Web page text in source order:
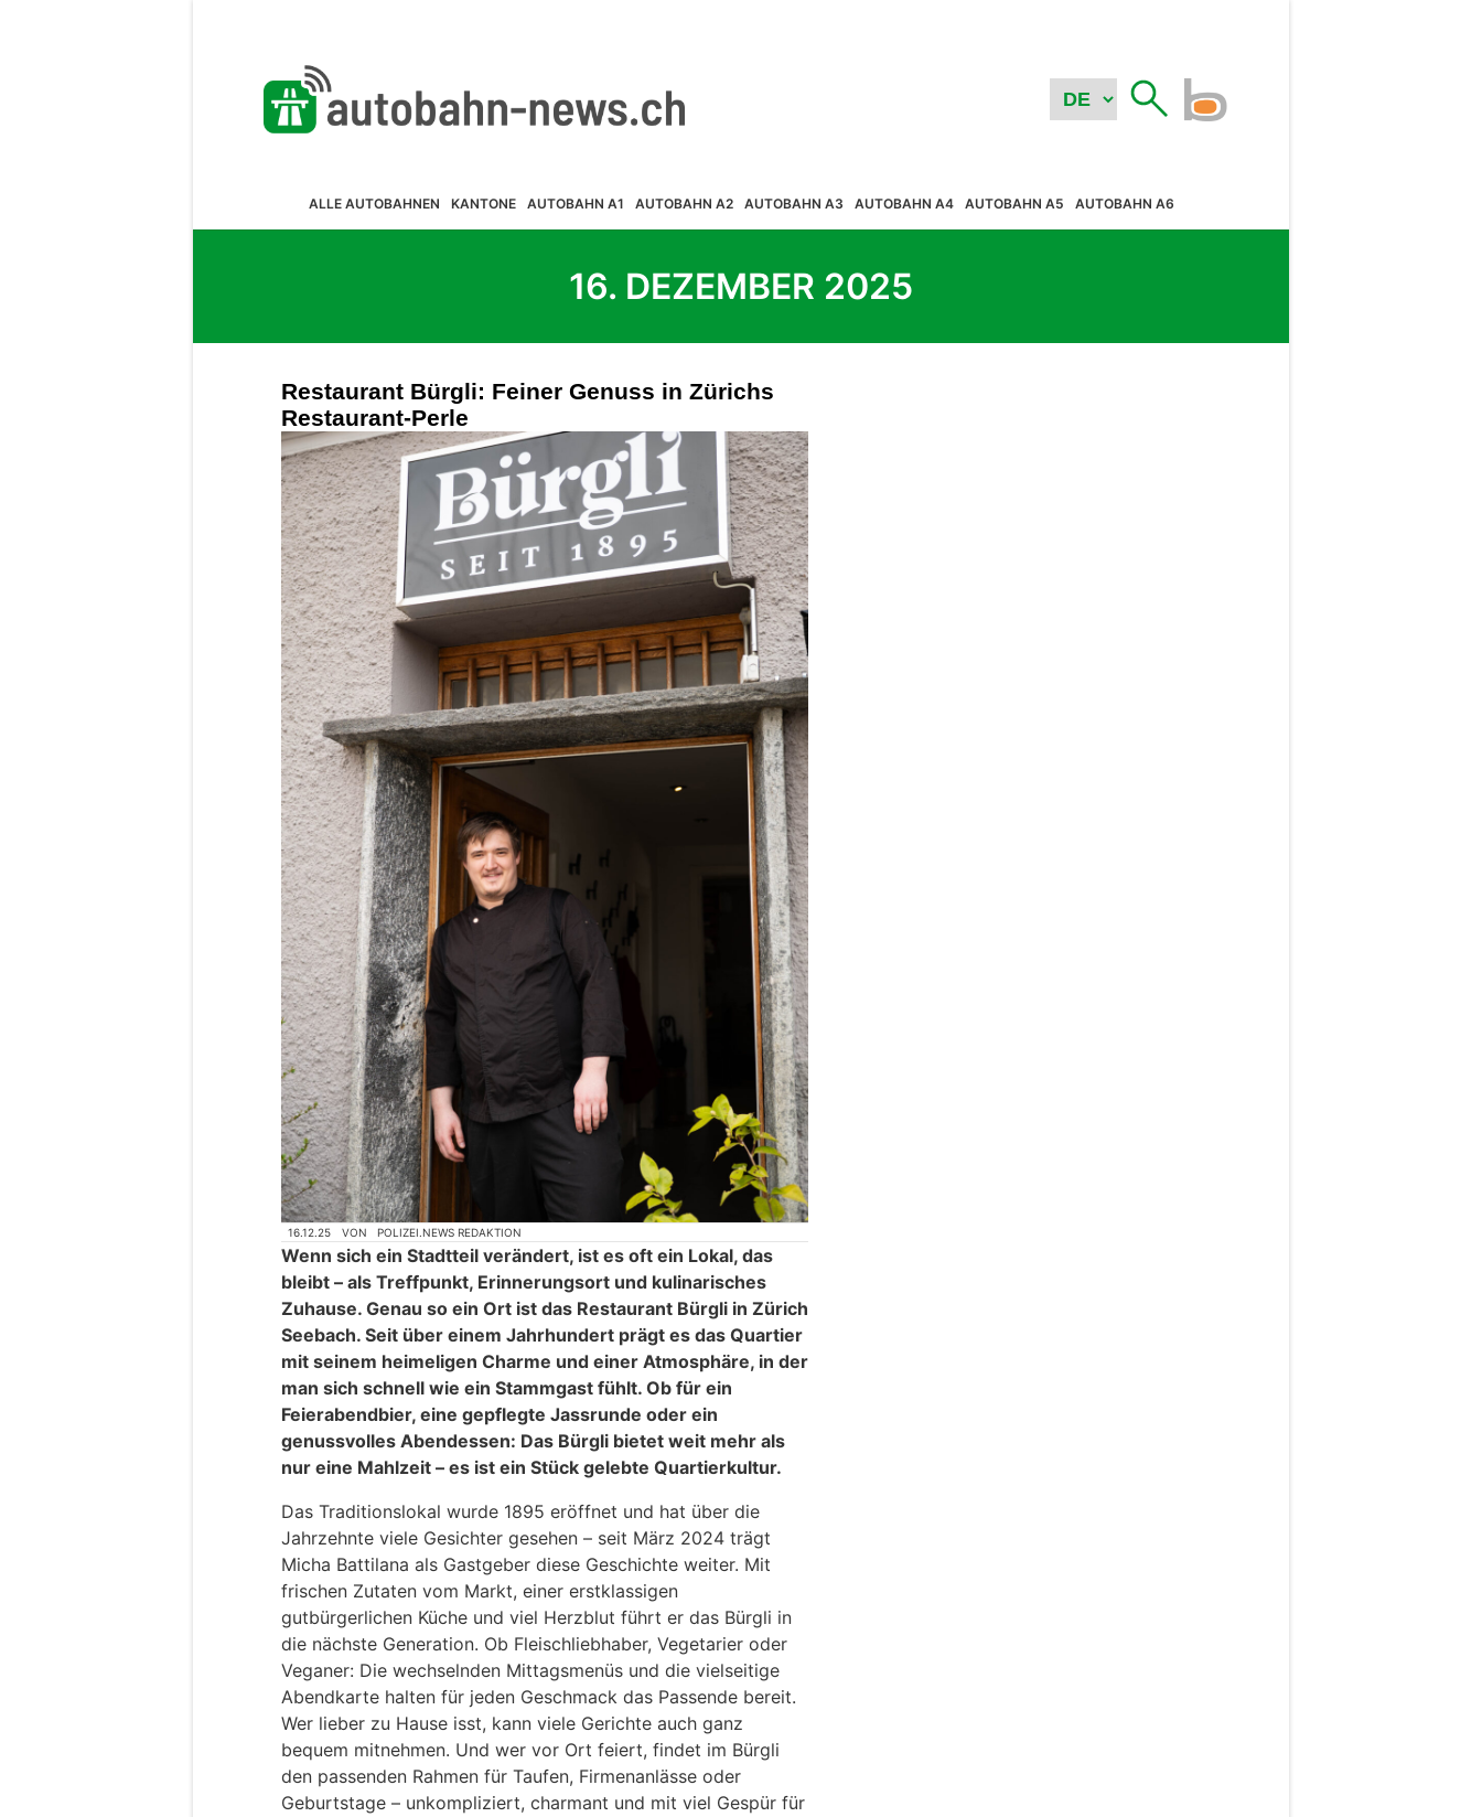
ALLE AUTOBAHNEN KANTONE AUTOBAHN A1 AUTOBAHN A2 AUTOBAHN A3 AUTOBAHN A4 AUTOBAHN A5 AUTOBAHN A6
16. DEZEMBER 2025
Restaurant Bürgli: Feiner Genuss in Zürichs
Restaurant-Perle
16.12.25 VON POLIZEI.NEWS REDAKTION
Wenn sich ein Stadtteil verändert, ist es oft ein Lokal, das
bleibt – als Treffpunkt, Erinnerungsort und kulinarisches
Zuhause. Genau so ein Ort ist das Restaurant Bürgli in Zürich
Seebach. Seit über einem Jahrhundert prägt es das Quartier
mit seinem heimeligen Charme und einer Atmosphäre, in der
man sich schnell wie ein Stammgast fühlt. Ob für ein
Feierabendbier, eine gepflegte Jassrunde oder ein
genussvolles Abendessen: Das Bürgli bietet weit mehr als
nur eine Mahlzeit – es ist ein Stück gelebte Quartierkultur.
Das Traditionslokal wurde 1895 eröffnet und hat über die
Jahrzehnte viele Gesichter gesehen – seit März 2024 trägt
Micha Battilana als Gastgeber diese Geschichte weiter. Mit
frischen Zutaten vom Markt, einer erstklassigen
gutbürgerlichen Küche und viel Herzblut führt er das Bürgli in
die nächste Generation. Ob Fleischliebhaber, Vegetarier oder
Veganer: Die wechselnden Mittagsmenüs und die vielseitige
Abendkarte halten für jeden Geschmack das Passende bereit.
Wer lieber zu Hause isst, kann viele Gerichte auch ganz
bequem mitnehmen. Und wer vor Ort feiert, findet im Bürgli
den passenden Rahmen für Taufen, Firmenanlässe oder
Geburtstage – unkompliziert, charmant und mit viel Gespür für